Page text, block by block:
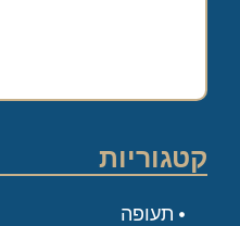
קטגוריות
תעופה